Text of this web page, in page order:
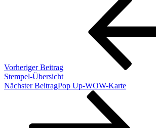
Vorheriger Beitrag
Stempel-Übersicht
Nächster BeitragPop Up-WOW-Karte